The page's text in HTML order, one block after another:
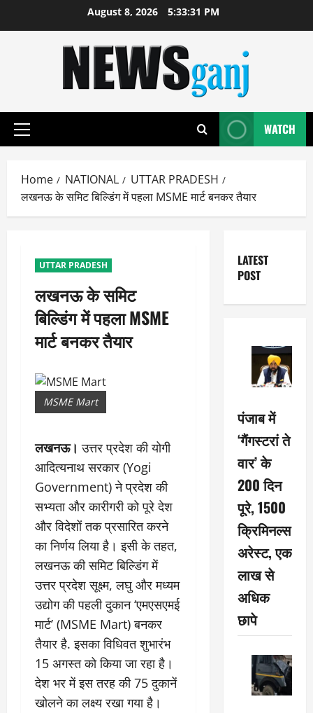
August 8, 2026 5:33:31 PM
Primary
WATCH
Home NATIONAL
UTTAR PRADESH
लखनऊ के समिट बिल्डिंग में पहला MSME मार्ट बनकर तैयार
UTTAR PRADESH
लखनऊ के समिट
बिल्डिंग में पहला MSME
मार्ट बनकर तैयार
MSME Mart
लखनऊ। उत्तर प्रदेश की योगी
आदित्यनाथ सरकार (Yogi
Government) ने प्रदेश की
सभ्यता और कारीगरी को पूरे देश
और विदेशों तक प्रसारित करने
का निर्णय लिया है। इसी के तहत,
लखनऊ की समिट बिल्डिंग में
उत्तर प्रदेश सूक्ष्म, लघु और मध्यम
उद्योग की पहली दुकान ‘एमएसएमई
मार्ट’ (MSME Mart) बनकर
तैयार है. इसका विधिवत शुभारंभ
15 अगस्त को किया जा रहा है।
देश भर में इस तरह की 75 दुकानें
खोलने का लक्ष्य रखा गया है।
LATEST
POST
पंजाब में
‘गैंगस्टरां ते
वार’ के
200 दिन
पूरे, 1500
क्रिमिनल्स
अरेस्ट, एक
लाख से
अधिक
छापे